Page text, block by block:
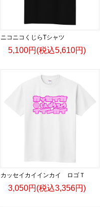
ニコニコくじらTシャツ
5,100円(税込5,610円)
カッセイカイインカイ ロゴＴ
3,050円(税込3,356円)